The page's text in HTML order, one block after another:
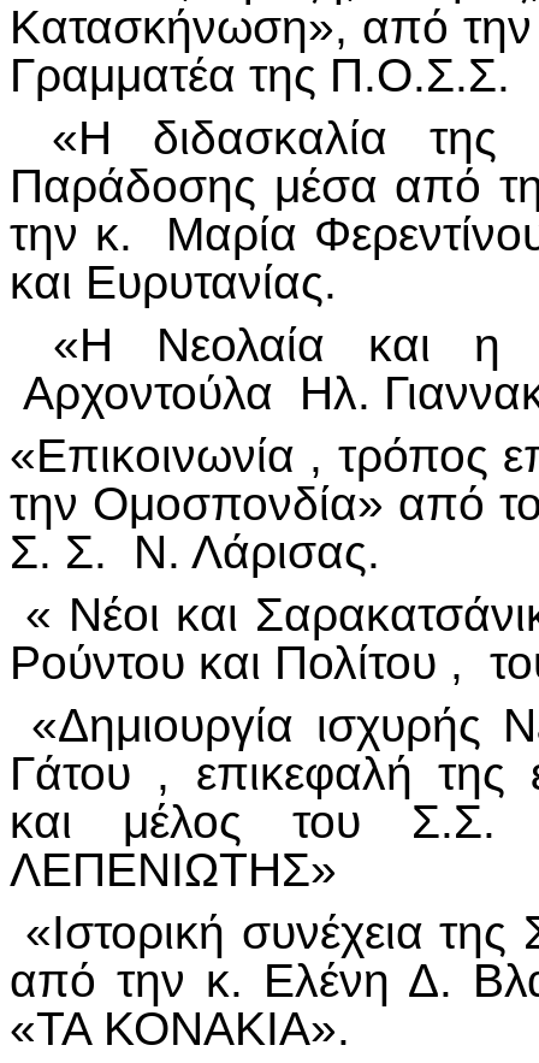
Κατασκήνωση», από
Γραμματέα της Π.Ο.Σ.Σ.
«Η διδασκαλία της
Παράδοσης μέσα από
την κ. Μαρία
και Ευρυτανίας.
«Η Νεολαία και
Αρχοντούλα Ηλ.
«Επικοινωνία , τρόπος
την Ομοσπονδία» από
Σ. Σ. Ν. Λάρισας.
« Νέοι και
Ρούντου και Πολίτου ,
«Δημιουργία ισχυρής
Γάτου , επικεφαλή
και μέλος του Σ.Σ.
ΛΕΠΕΝΙΩΤΗΣ»
«Ιστορική συνέχεια
από την κ. Ελένη Δ.
«ΤΑ ΚΟΝΑΚΙΑ».